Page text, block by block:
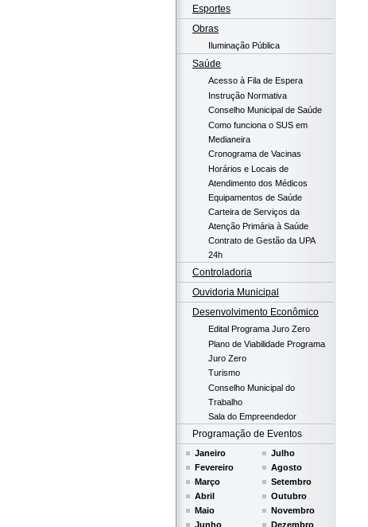
Esportes
Obras
Iluminação Pública
Saúde
Acesso à Fila de Espera
Instrução Normativa
Conselho Municipal de Saúde
Como funciona o SUS em
Medianeira
Cronograma de Vacinas
Horários e Locais de
Atendimento dos Médicos
Equipamentos de Saúde
Carteira de Serviços da
Atenção Primária à Saúde
Contrato de Gestão da UPA
24h
Controladoria
Ouvidoria Municipal
Desenvolvimento Econômico
Edital Programa Juro Zero
Plano de Viabilidade Programa
Juro Zero
Turismo
Conselho Municipal do
Trabalho
Sala do Empreendedor
Programação de Eventos
Janeiro
Fevereiro
Março
Abril
Maio
Junho
Julho
Agosto
Setembro
Outubro
Novembro
Dezembro